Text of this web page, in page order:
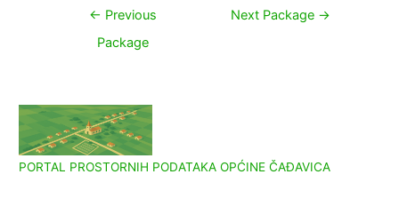
Navigacija
← Previous
Package
Next Package →
PORTAL PROSTORNIH PODATAKA OPĆINE ČAĐAVICA